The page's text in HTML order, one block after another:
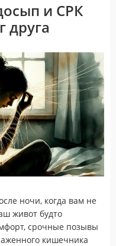
и СРК
друга
ночи, когда вам не
живот будто
срочные позывы
кишечника